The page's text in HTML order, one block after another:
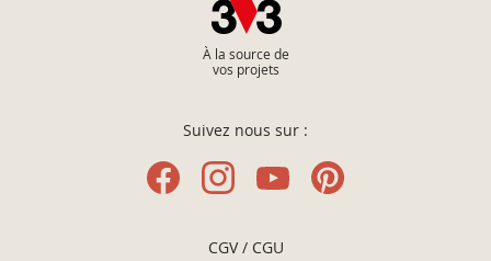
À la source de
vos projets
Suivez nous sur :
CGV / CGU